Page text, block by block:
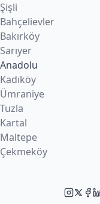
Şişli
Bahçelievler
Bakırköy
Sarıyer
Anadolu
Kadıköy
Ümraniye
Tuzla
Kartal
Maltepe
Çekmeköy